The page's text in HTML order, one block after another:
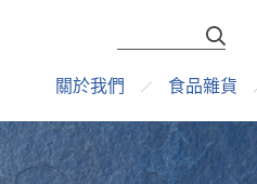
關於我們 食品雜貨